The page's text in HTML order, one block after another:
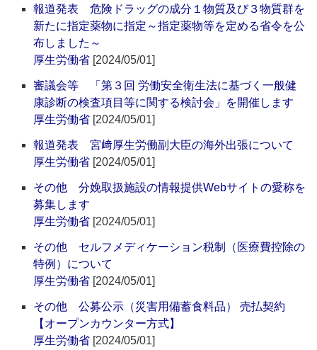
報道発表 危険ドラッグの成分１物質及び３物質群を
新たに指定薬物に指定～指定薬物等を定める省令を公
布しました～
厚生労働省 [2024/05/01]
審議会等 「第３回 労働安全衛生法に基づく一般健
康診断の検査項目等に関する検討会」を開催します
厚生労働省 [2024/05/01]
報道発表 宮﨑厚生労働副大臣の海外出張について
厚生労働省 [2024/05/01]
その他 分娩取扱施設の情報提供Webサイトの愛称を
募集します
厚生労働省 [2024/05/01]
その他 セルフメディケーション税制（医療費控除の
特例）について
厚生労働省 [2024/05/01]
その他 公募公示（災害用備蓄食料品） 売払契約
【オープンカウンター方式】
厚生労働省 [2024/05/01]